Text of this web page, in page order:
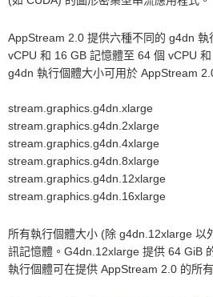
AppStream 2.0 提供六種不同的 g4dn 執
vCPU 和 16 GB 記憶體至 64 個 vCPU
g4dn 執行個體大小可用於 AppStream
stream.graphics.g4dn.xlarge
stream.graphics.g4dn.2xlarge
stream.graphics.g4dn.4xlarge
stream.graphics.g4dn.8xlarge
stream.graphics.g4dn.12xlarge
stream.graphics.g4dn.16xlarge
所有執行個體大小 (除 g4dn.12xlarge 以
訊記憶體。G4dn.12xlarge 提供 64 GiB
執行個體可在提供 AppStream 2.0 的所有